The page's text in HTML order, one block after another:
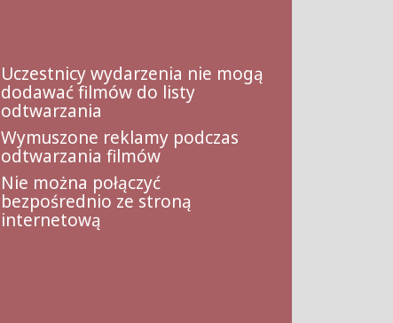
Uczestnicy wydarzenia nie mogą
dodawać filmów do listy
odtwarzania
Wymuszone reklamy podczas
odtwarzania filmów
Nie można połączyć
bezpośrednio ze stroną
internetową